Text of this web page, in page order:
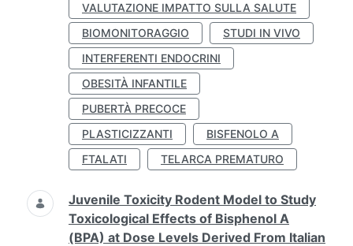
VALUTAZIONE IMPATTO SULLA SALUTE
BIOMONITORAGGIO
STUDI IN VIVO
INTERFERENTI ENDOCRINI
OBESITÀ INFANTILE
PUBERTÀ PRECOCE
PLASTICIZZANTI
BISFENOLO A
FTALATI
TELARCA PREMATURO
Juvenile Toxicity Rodent Model to Study
Toxicological Effects of Bisphenol A
(BPA) at Dose Levels Derived From Italian